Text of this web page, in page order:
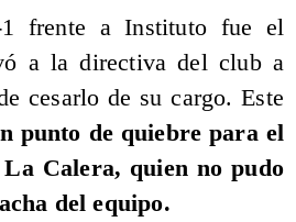
frente a Instituto fue el
a la directiva del club a
cesarlo de su cargo. Este
punto de quiebre para el
Calera, quien no pudo
del equipo.